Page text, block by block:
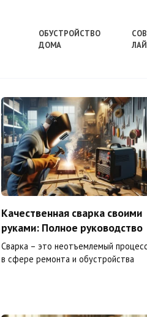
ОБУСТРОЙСТВО
ДОМА
Качественная сварка своими
руками: Полное руководство
Сварка – это неотъемлемый процесс
в сфере ремонта и обустройства